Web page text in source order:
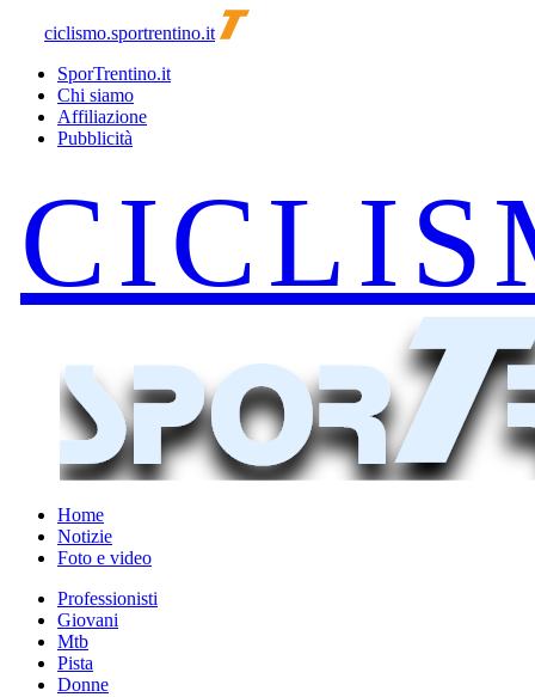
ciclismo.sportrentino.it
SporTrentino.it
Chi siamo
Affiliazione
Pubblicità
Home
Notizie
Foto e video
Professionisti
Giovani
Mtb
Pista
Donne